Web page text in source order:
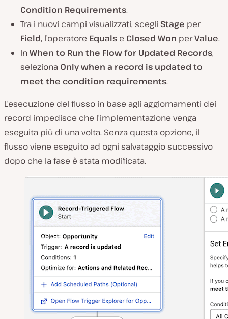
Condition Requirements.
Tra i nuovi campi visualizzati, scegli Stage per
Field, l’operatore Equals e Closed Won perValue.
InWhen to Run the Flow for Updated Records,
seleziona Only when a record is updated to
meet the condition requirements.
L’esecuzione del flusso in base agli aggiornamenti dei
record impedisce che l’implementazione venga
eseguita più di una volta. Senza questa opzione, il
flusso viene eseguito ad ogni salvataggio successivo
dopo che la fase è stata modificata.